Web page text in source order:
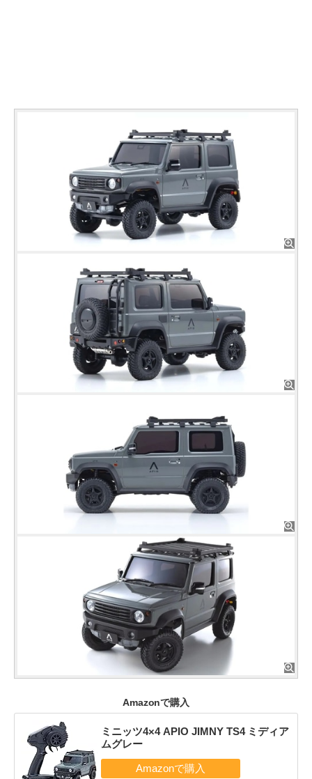
Amazonで購入
ミニッツ4×4 APIO JIMNY TS4 ミディア
ムグレー